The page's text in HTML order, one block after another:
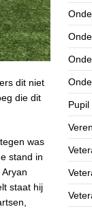
dit niet
die dit
was
stand in
staat hij